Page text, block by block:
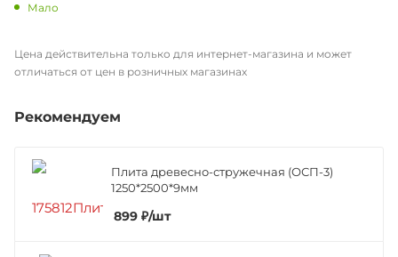
Мало
Цена действительна только для интернет-магазина и может
отличаться от цен в розничных магазинах
Рекомендуем
Плита древесно-стружечная (ОСП-3)
1250*2500*9мм
899 ₽/шт